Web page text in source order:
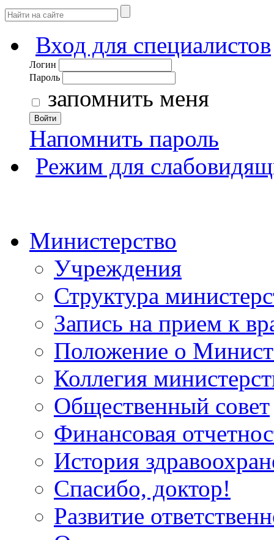
Вход для специалистов
Логин
Пароль
запомнить меня
Войти
Напомнить пароль
Режим для
Министерство
Учреждения
Структура
Запись на прием к
Положение о
Коллегия
Общественный совет
Финансовая
История
Спасибо, доктор!
Развитие